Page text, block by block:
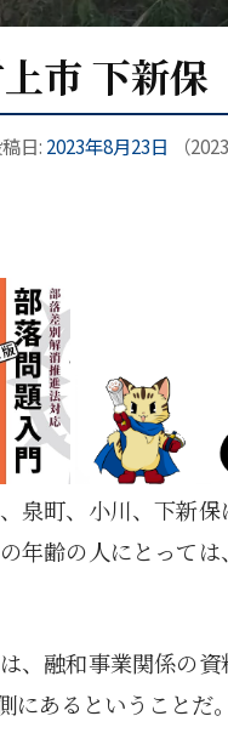
市 下新保
日: 2023年8月23日 （
泉町、小川、下新
年齢の人にとって
、融和事業関係の
あるということだ。